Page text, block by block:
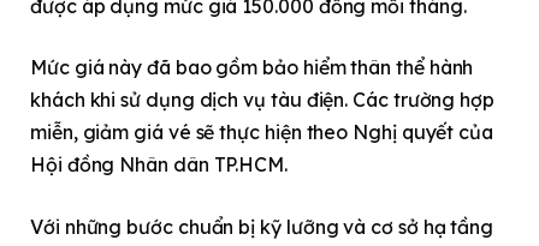
được áp dụng mức giá 150.000 đồng mỗi tháng.
Mức giá này đã bao gồm bảo hiểm thân thể hành
khách khi sử dụng dịch vụ tàu điện. Các trường hợp
miễn, giảm giá vé sẽ thực hiện theo Nghị quyết của
Hội đồng Nhân dân TP.HCM.
Với những bước chuẩn bị kỹ lưỡng và cơ sở hạ tầng